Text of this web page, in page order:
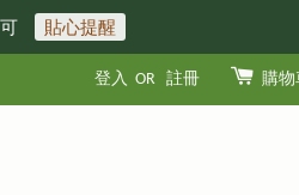
貼心提醒
登入 OR 註冊 購物